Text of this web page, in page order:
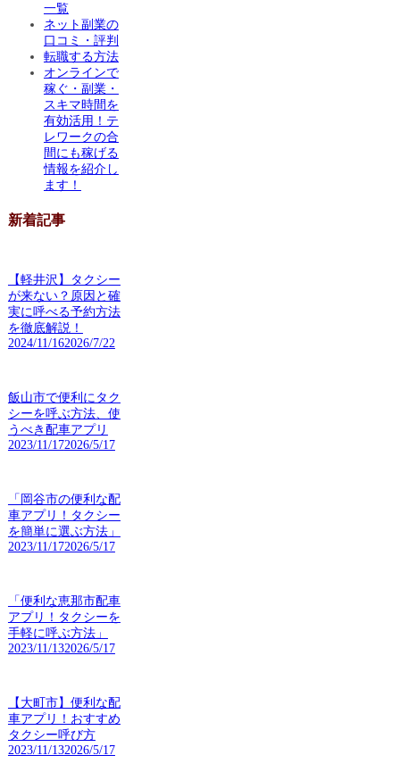
一覧
ネット副業の
口コミ・評判
転職する方法
オンラインで
稼ぐ・副業・
スキマ時間を
有効活用！テ
レワークの合
間にも稼げる
情報を紹介し
ます！
新着記事
【軽井沢】タクシー
が来ない？原因と確
実に呼べる予約方法
を徹底解説！
2024/11/162026/7/22
飯山市で便利にタク
シーを呼ぶ方法、使
うべき配車アプリ
2023/11/172026/5/17
「岡谷市の便利な配
車アプリ！タクシー
を簡単に選ぶ方法」
2023/11/172026/5/17
「便利な恵那市配車
アプリ！タクシーを
手軽に呼ぶ方法」
2023/11/132026/5/17
【大町市】便利な配
車アプリ！おすすめ
タクシー呼び方
2023/11/132026/5/17